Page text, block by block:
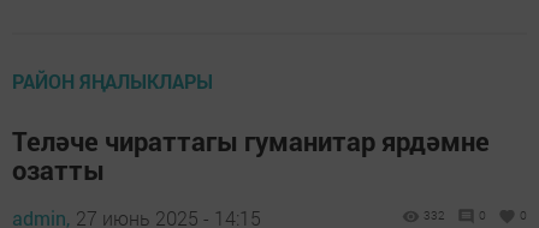
РАЙОН ЯҢАЛЫКЛАРЫ
Теләче чираттагы гуманитар ярдәмне
озатты
admin, 27 июнь 2025 - 14:15 332 0 0